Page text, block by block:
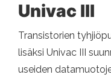
Univac III
Transistorien
lisäksi Univac III
useiden